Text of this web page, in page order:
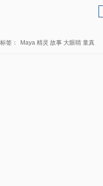
标签： Maya 精灵 故事 大眼睛 童真